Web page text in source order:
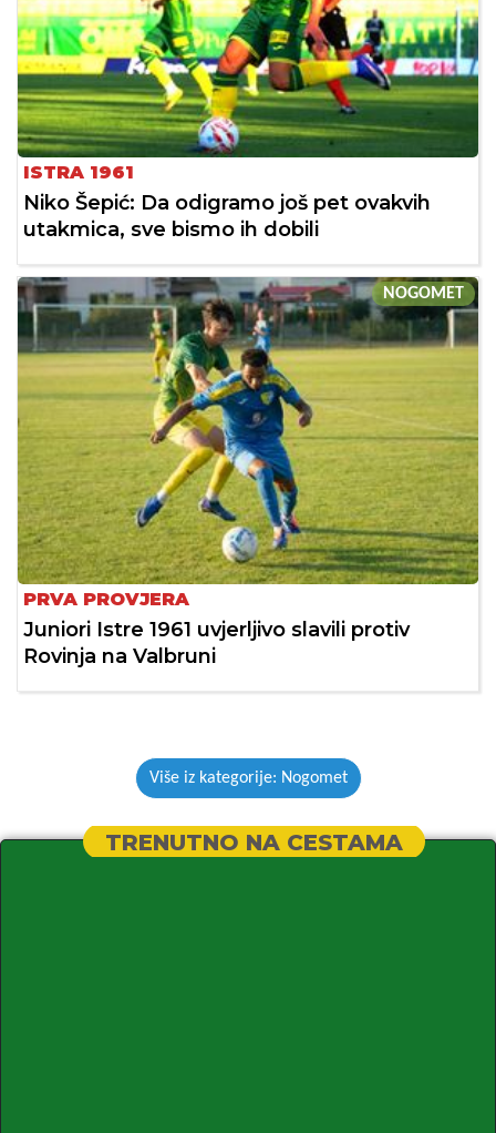
ISTRA 1961
Niko Šepić: Da odigramo još pet ovakvih
utakmica, sve bismo ih dobili
NOGOMET
PRVA PROVJERA
Juniori Istre 1961 uvjerljivo slavili protiv
Rovinja na Valbruni
Više iz kategorije: Nogomet
TRENUTNO NA CESTAMA